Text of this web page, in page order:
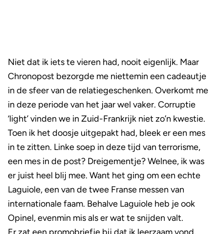
Niet dat ik iets te vieren had, nooit eigenlijk. Maar
Chronopost bezorgde me niettemin een cadeautje
in de sfeer van de relatiegeschenken. Overkomt me
in deze periode van het jaar wel vaker. Corruptie
‘light’ vinden we in Zuid-Frankrijk niet zo’n kwestie.
Toen ik het doosje uitgepakt had, bleek er een mes
in te zitten. Linke soep in deze tijd van terrorisme,
een mes in de post? Dreigementje? Welnee, ik was
er juist heel blij mee. Want het ging om een echte
Laguiole, een van de twee Franse messen van
internationale faam. Behalve Laguiole heb je ook
Opinel, evenmin mis als er wat te snijden valt.